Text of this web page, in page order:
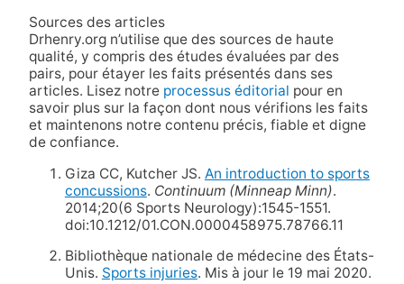
Sources des articles
Drhenry.org n’utilise que des sources de haute
qualité, y compris des études évaluées par des
pairs, pour étayer les faits présentés dans ses
articles. Lisez notre processus éditorial pour en
savoir plus sur la façon dont nous vérifions les faits
et maintenons notre contenu précis, fiable et digne
de confiance.
Giza CC, Kutcher JS. An introduction to sports
concussions. Continuum (Minneap Minn).
2014;20(6 Sports Neurology):1545-1551.
doi:10.1212/01.CON.0000458975.78766.11
Bibliothèque nationale de médecine des États-
Unis. Sports injuries. Mis à jour le 19 mai 2020.